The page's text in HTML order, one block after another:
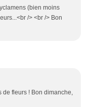
(bien moins
/> <br /> Bon
de fleurs ! Bon dimanche,